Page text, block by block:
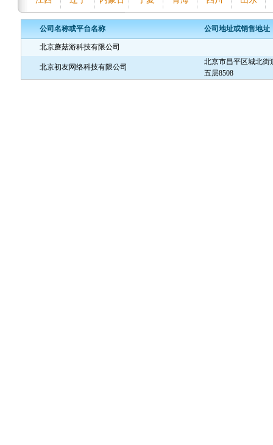
公司名称或平台名称 公司地址或销售地址
北京蘑菇游科技有限公司
北京初友网络科技有限公司
北京市昌平区城北街
五层8508